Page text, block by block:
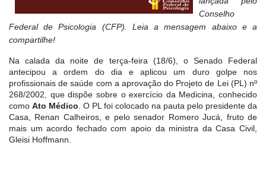
Conselho
Federal de Psicologia (CFP). Leia a mensagem abaixo e a
compartilhe!
Na calada da noite de terça-feira (18/6), o Senado Federal
antecipou a ordem do dia e aplicou um duro golpe nos
profissionais de saúde com a aprovação do Projeto de Lei (PL) nº
268/2002, que dispõe sobre o exercício da Medicina, conhecido
como Ato Médico . O PL foi colocado na pauta pelo presidente da
Casa, Renan Calheiros, e pelo senador Romero Jucá, fruto de
mais um acordo fechado com apoio da ministra da Casa Civil,
Gleisi Hoffmann.